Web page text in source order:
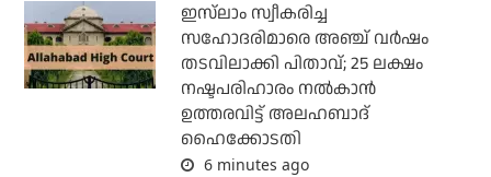
ഇസ്‌ലാം സ്വീകരിച്ച
സഹോദരിമാരെ അഞ്ച് വര്‍ഷം
തടവിലാക്കി പിതാവ്; 25 ലക്ഷം
നഷ്ടപരിഹാരം നല്‍കാന്‍
ഉത്തരവിട്ട് അലഹബാദ്
ഹൈക്കോടതി
6 minutes ago